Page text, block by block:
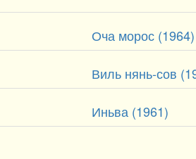
Оча морос (1964)
Виль нянь-сов
Иньва (1961)